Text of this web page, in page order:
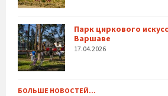
Парк циркового
Варшаве
17.04.2026
БОЛЬШЕ НОВОСТЕЙ...